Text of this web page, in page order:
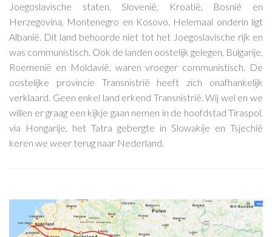
Joegoslavische staten, Slovenië, Kroatië, Bosnië en
Herzegovina, Montenegro en Kosovo. Helemaal onderin ligt
Albanië. Dit land behoorde niet tot het Joegoslavische rijk en
was communistisch. Ook de landen oostelijk gelegen, Bulgarije,
Roemenië en Moldavië, waren vroeger communistisch. De
oostelijke provincie Transnistrië heeft zich onafhankelijk
verklaard. Geen enkel land erkend Transnistrië. Wij wel en we
willen er graag een kijkje gaan nemen in de hoofdstad Tiraspol.
via Hongarije, het Tatra gebergte in Slowakije en Tsjechië
keren we weer terug naar Nederland.